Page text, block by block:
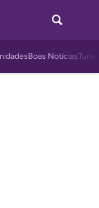
Boas Notícias